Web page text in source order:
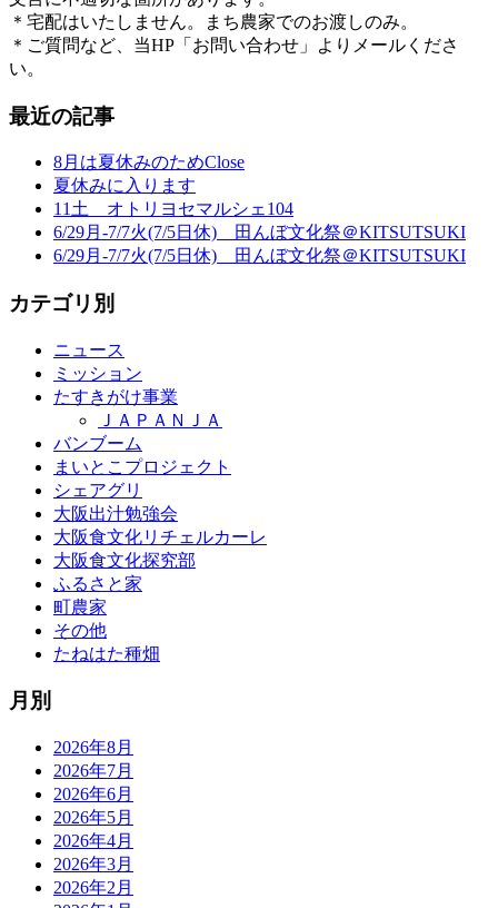
＊宅配はいたしません。まち農家でのお渡しのみ。
＊ご質問など、当HP「お問い合わせ」よりメールくださ
い。
最近の記事
8月は夏休みのためClose
夏休みに入ります
11土 オトリヨセマルシェ104
6/29月-7/7火(7/5日休) 田んぼ文化祭＠KITSUTSUKI
6/29月-7/7火(7/5日休) 田んぼ文化祭＠KITSUTSUKI
カテゴリ別
ニュース
ミッション
たすきがけ事業
ＪＡＰＡＮＪＡ
バンブーム
まいとこプロジェクト
シェアグリ
大阪出汁勉強会
大阪食文化リチェルカーレ
大阪食文化探究部
ふるさと家
町農家
その他
たねはた種畑
月別
2026年8月
2026年7月
2026年6月
2026年5月
2026年4月
2026年3月
2026年2月